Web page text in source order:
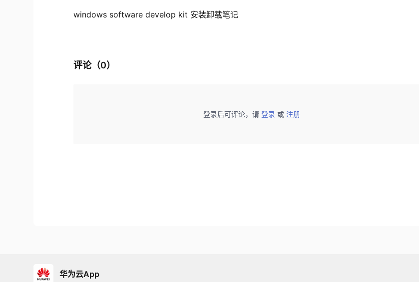
windows software develop kit 安装卸载笔记
评论（0）
登录后可评论，请 登录 或 注册
华为云App